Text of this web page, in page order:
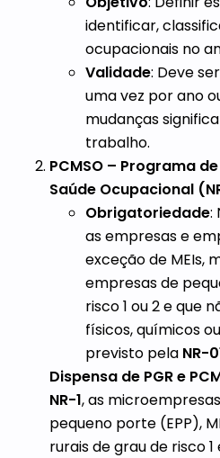
identificar,
ocupacionais no
Validade: Deve
uma vez por ano
mudanças
trabalho.
PCMSO – Programa
Saúde Ocupacional
Obrigatoriedade:
as empresas e
exceção de MEIs,
empresas de
risco 1 ou 2 e que
físicos, químicos
previsto pela NR-
Dispensa de PGR e
NR-1, as
pequeno porte (EPP),
rurais de grau de risco 1